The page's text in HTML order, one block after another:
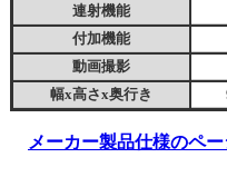
連射機能
付加機能
動画撮影
幅x高さx奥行き
メーカー製品仕様のペ